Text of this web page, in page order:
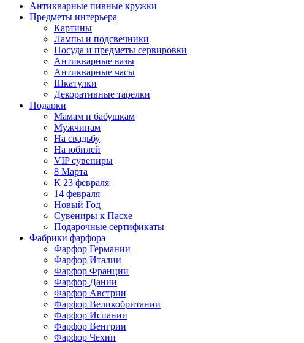
Антикварные пивные кружки
Предметы интерьера
Картины
Лампы и подсвечники
Посуда и предметы сервировки
Антикварные вазы
Антикварные часы
Шкатулки
Декоративные тарелки
Подарки
Мамам и бабушкам
Мужчинам
На свадьбу
На юбилей
VIP сувениры
8 Марта
К 23 февраля
14 февраля
Новый Год
Сувениры к Пасхе
Подарочные сертификаты
Фабрики фарфора
Фарфор Германии
Фарфор Италии
Фарфор Франции
Фарфор Дании
Фарфор Австрии
Фарфор Великобритании
Фарфор Испании
Фарфор Венгрии
Фарфор Чехии